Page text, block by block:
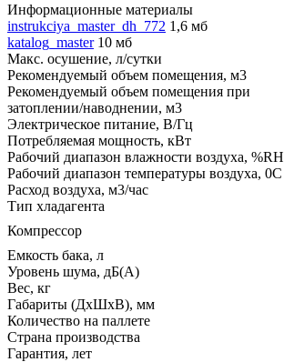
Информационные материалы
instrukciya_master_dh_772 1,6 мб
katalog_master 10 мб
Макс. осушение, л/сутки
Рекомендуемый объем помещения, м3
Рекомендуемый объем помещения при
затоплении/наводнении, м3
Электрическое питание, В/Гц
Потребляемая мощность, кВт
Рабочий диапазон влажности воздуха, %RH
Рабочий диапазон температуры воздуха, 0С
Расход воздуха, м3/час
Тип хладагента
Компрессор
Емкость бака, л
Уровень шума, дБ(A)
Вес, кг
Габариты (ДхШхВ), мм
Количество на паллете
Страна производства
Гарантия, лет